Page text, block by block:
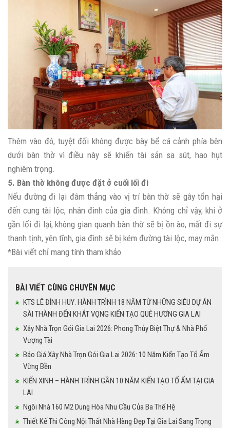
Thêm vào đó, tuyệt đối không được bày bể cá cảnh phía bên
dưới bàn thờ vì điều này sẽ khiến tài sản sa sút, hao hụt
nghiêm trọng.
5. Bàn thờ không được đặt ở cuối lối đi
Nếu đường đi lại đâm thẳng vào vị trí bàn thờ sẽ gây tổn hại
đến cung tài lộc, nhân đinh của gia đình. Không chỉ vậy, khi ở
gần lối đi lại, không gian quanh bàn thờ sẽ bị ồn ào, mất đi sự
thanh tịnh, yên tĩnh, gia đình sẽ bị kém đường tài lộc, may mắn.
*Bài viết chỉ mang tính tham khảo
BÀI VIẾT CÙNG CHUYÊN MỤC
KTS LÊ ĐÌNH HUY: HÀNH TRÌNH 18 NĂM TỪ NHỮNG SIÊU DỰ ÁN
SÀI THÀNH ĐẾN KHÁT VỌNG KIẾN TẠO QUÊ HƯƠNG GIA LAI
Xây Nhà Trọn Gói Gia Lai 2026: Phong Thủy Biệt Thự & Nhà Phố
Vượng Tài
Báo Giá Xây Nhà Trọn Gói Gia Lai 2026: 10 Năm Kiến Tạo Tổ Ấm
Vững Bền
KIẾN XINH – HÀNH TRÌNH GẦN 10 NĂM KIẾN TẠO TỔ ẤM TẠI GIA
LAI
Ngôi Nhà 160 M2 Dung Hòa Nhu Cầu Của Ba Thế Hệ
Thiết Kế Thi Công Nội Thất Nhà Hàng Đẹp Tại Gia Lai Sang Trọng